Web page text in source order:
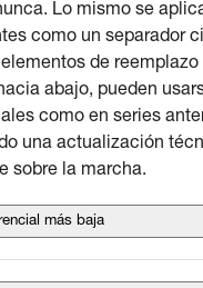
Lo mismo se
como un separador
de
abajo, pueden
como en series
una actualización
sobre la marcha.
más baja